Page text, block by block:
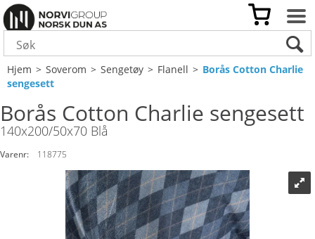
Hjem>Soverom>Sengetøy>Flanell>Borås Cotton Charlie
sengesett
Borås Cotton Charlie sengesett
140x200/50x70 Blå
Varenr: 118775